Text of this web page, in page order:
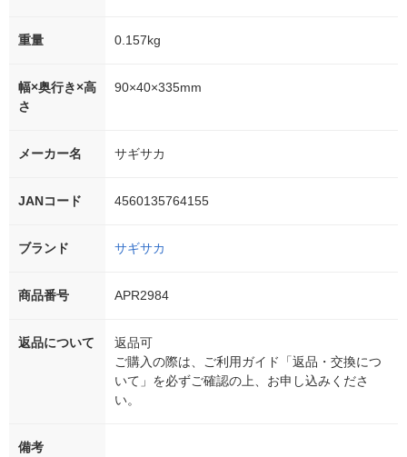
重量 0.157kg
幅×奥行き×高
さ
90×40×335mm
メーカー名 サギサカ
JANコード 4560135764155
ブランド サギサカ
商品番号 APR2984
返品について
返品可
ご購入の際は、ご利用ガイド「返品・交換につ
いて」を必ずご確認の上、お申し込みくださ
い。
備考